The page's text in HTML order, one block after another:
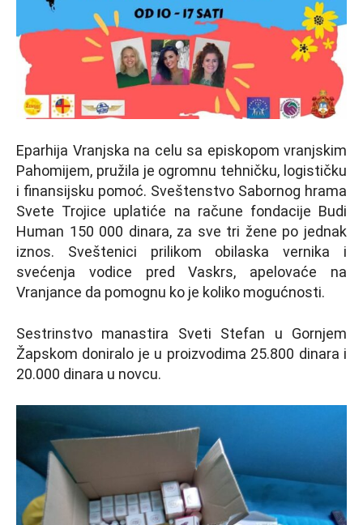
Eparhija Vranjska na celu sa episkopom vranjskim
Pahomijem, pružila je ogromnu tehničku, logističku
i finansijsku pomoć. Sveštenstvo Sabornog hrama
Svete Trojice uplatiće na račune fondacije Budi
Human 150 000 dinara, za sve tri žene po jednak
iznos. Sveštenici prilikom obilaska vernika i
svećenja vodice pred Vaskrs, apelovaće na
Vranjance da pomognu ko je koliko mogućnosti.
Sestrinstvo manastira Sveti Stefan u Gornjem
Žapskom doniralo je u proizvodima 25.800 dinara i
20.000 dinara u novcu.